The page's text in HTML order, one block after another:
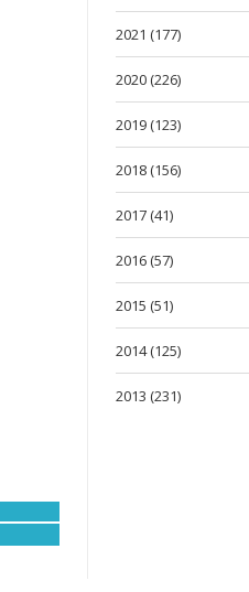
2021 (177)
2020 (226)
2019 (123)
2018 (156)
2017 (41)
2016 (57)
2015 (51)
2014 (125)
2013 (231)